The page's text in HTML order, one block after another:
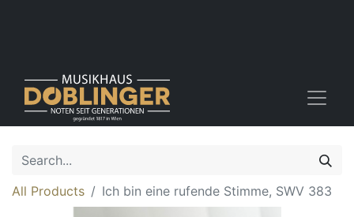
All Products Ich bin eine rufende Stimme, SWV 383